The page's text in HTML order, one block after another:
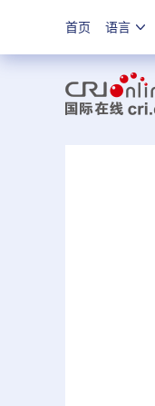
首页 语言